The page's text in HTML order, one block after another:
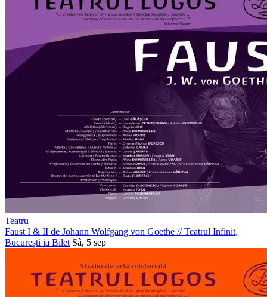
Teatru
Faust I & II de Johann Wolfgang von Goethe //Teatrul Infinit,
București ia Bilet Sâ, 5 sep